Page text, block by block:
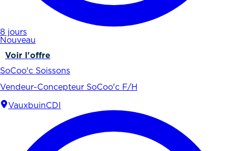
8 jours
Nouveau
Voir l'offre
SoCoo'c Soissons
Vendeur-Concepteur SoCoo'c F/H
VauxbuinCDI